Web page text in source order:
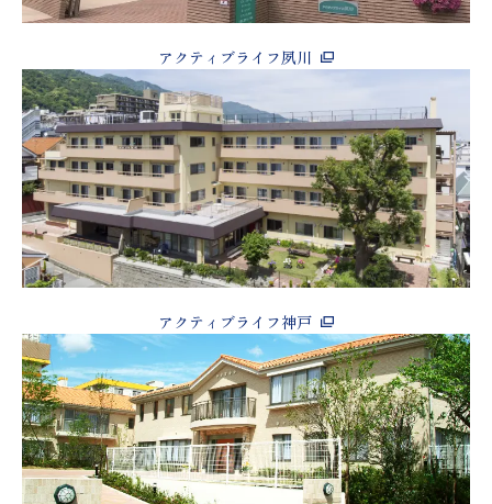
アクティブライフ夙川
アクティブライフ神戸